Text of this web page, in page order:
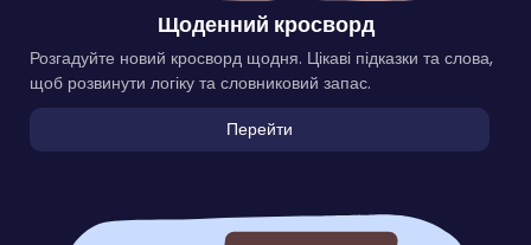
Щоденний кросворд
Розгадуйте новий кросворд щодня. Цікаві підказки та слова,
щоб розвинути логіку та словниковий запас.
Перейти